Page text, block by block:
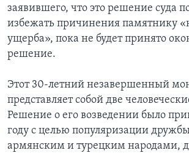
заявившего, что это решение суда
избежать причинения памятнику
ущерба», пока не будет принято
решение.
Этот 30-летний незавершенный
представляет собой две
Решение о его возведении было
году с целью популяризации
армянским и турецким народами,